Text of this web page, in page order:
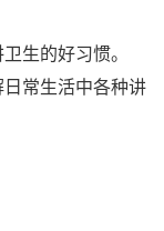
生的好习惯。
常生活中各种讲